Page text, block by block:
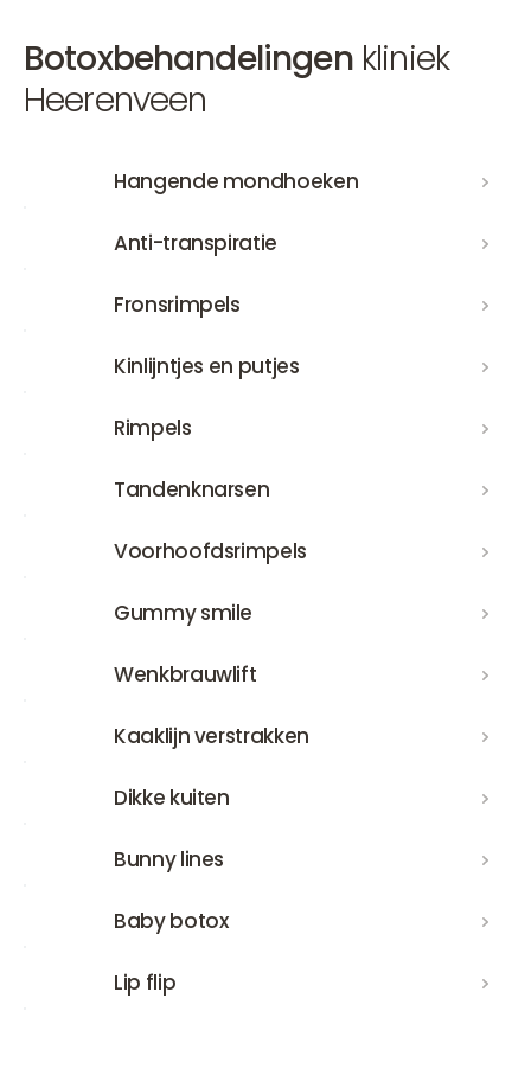
Botoxbehandelingenkliniek
Heerenveen
Hangende mondhoeken
Hangende mondhoeken
Anti-transpiratieAnti-transpiratie
FronsrimpelsFronsrimpels
Kinlijntjes en putjesKinlijntjes en putjes
Rimpels
TandenknarsenTandenknarsen
Voorhoofdsrimpels
Voorhoofdsrimpels
Gummy smileGummy smile
WenkbrauwliftWenkbrauwlift
Kaaklijn verstrakken
Kaaklijn verstrakken
Dikke kuitenDikke kuiten
Bunny linesBunny lines
Baby botoxBaby botox
Lip flip